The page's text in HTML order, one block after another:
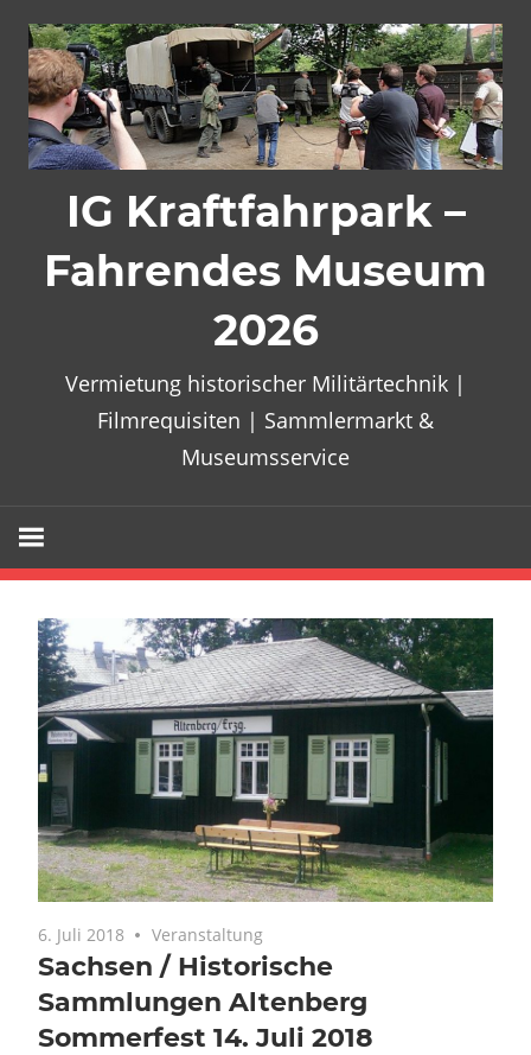
Inhalt
springen
IG Kraftfahrpark –
Fahrendes Museum
2026
Vermietung historischer Militärtechnik |
Filmrequisiten | Sammlermarkt &
Museumsservice
6. Juli 2018 Veranstaltung
Sachsen / Historische
Sammlungen Altenberg
Sommerfest 14. Juli 2018